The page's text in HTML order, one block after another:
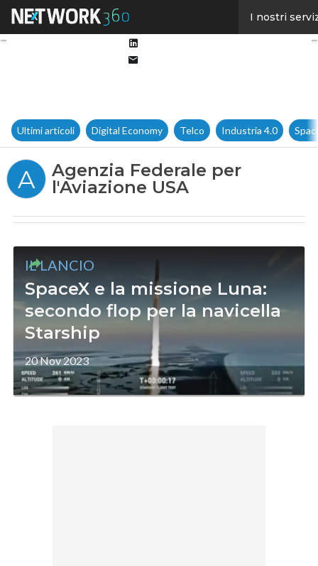
I nostri
Ultimi articoli Digital Economy Telco Industria 4.0
A
Agenzia Federale per
l'Aviazione USA
IL LANCIO
SpaceX e la missione Luna:
secondo flop per la navicella
Starship
20 Nov 2023